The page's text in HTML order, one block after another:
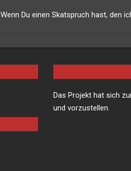
Wenn Du einen Skatspruch hast, den
Das Projekt hat sich
und vorzustellen.